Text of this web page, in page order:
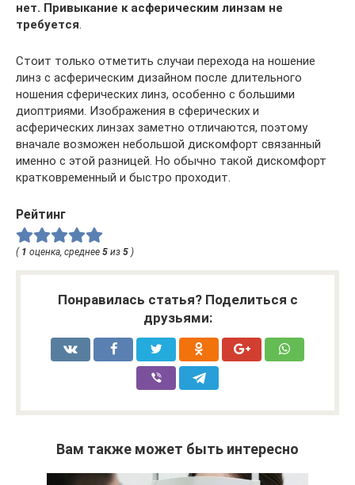
нет. Привыкание к асферическим линзам не
требуется.
Стоит только отметить случаи перехода на ношение
линз с асферическим дизайном после длительного
ношения сферических линз, особенно с большими
диоптриями. Изображения в сферических и
асферических линзах заметно отличаются, поэтому
вначале возможен небольшой дискомфорт связанный
именно с этой разницей. Но обычно такой дискомфорт
кратковременный и быстро проходит.
Рейтинг
( 1 оценка, среднее 5 из 5 )
Понравилась статья? Поделиться с
друзьями:
Вам также может быть интересно